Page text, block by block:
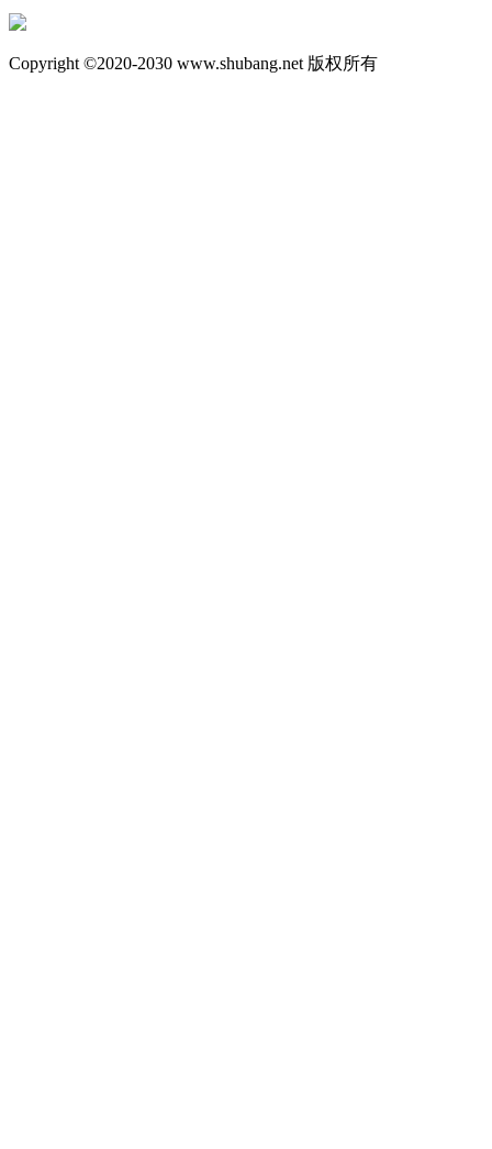
Copyright ©2020-2030 www.shubang.net 版权所有